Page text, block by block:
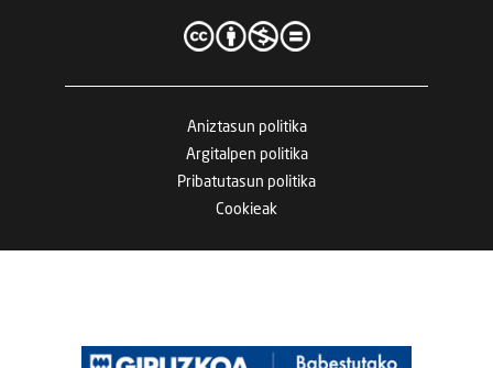
Aniztasun politika
Argitalpen politika
Pribatutasun politika
Cookieak